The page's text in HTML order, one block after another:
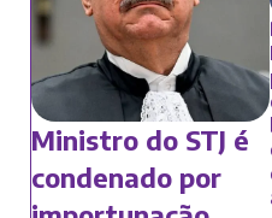
Ministro do STJ é
condenado por